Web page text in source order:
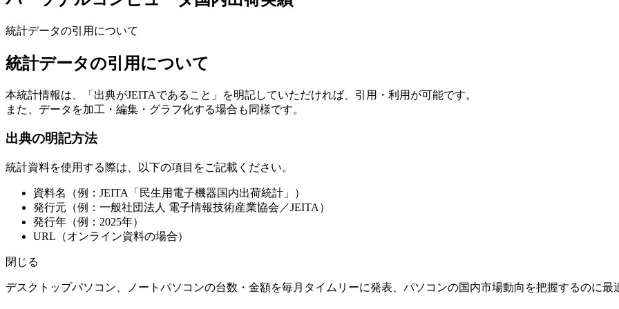
統計データの引用について
統計データの引用について
本統計情報は、「出典がJEITAであること」を明記していただければ、引用・利用が可能です。
また、データを加工・編集・グラフ化する場合も同様です。
出典の明記方法
統計資料を使用する際は、以下の項目をご記載ください。
資料名（例：JEITA「民生用電子機器国内出荷統計」）
発行元（例：一般社団法人 電子情報技術産業協会／JEITA）
発行年（例：2025年）
URL（オンライン資料の場合）
閉じる
デスクトップパソコン、ノートパソコンの台数・金額を毎月タイムリーに発表、パソコンの国内市場動向を把握するのに最